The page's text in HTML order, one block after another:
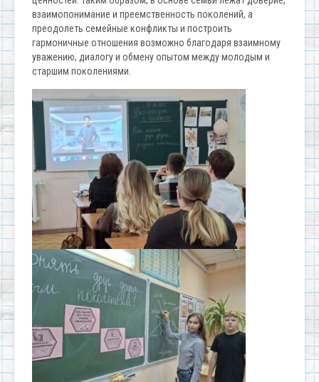
взаимопонимание и преемственность поколений, а
преодолеть семейные конфликты и построить
гармоничные отношения возможно благодаря взаимному
уважению, диалогу и обмену опытом между молодым и
старшим поколениями.